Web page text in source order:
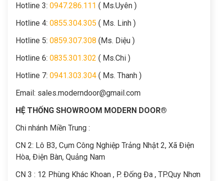
Hotline 3: 0947.286.111 ( Ms.Uyên )
Hotline 4: 0855.304.305 ( Ms. Linh )
Hotline 5: 0859.307.308 (Ms. Diệu )
Hotline 6: 0835.301.302 ( Ms.Chi )
Hotline 7: 0941.303.304 ( Ms. Thanh )
Email: sales.moderndoor@gmail.com
HỆ THỐNG SHOWROOM MODERN DOOR®
Chi nhánh Miền Trung :
CN 2: Lô B3, Cụm Công Nghiệp Trảng Nhật 2, Xã Điện
Hòa, Điện Bàn, Quảng Nam
CN 3 : 12 Phùng Khác Khoan , P. Đống Đa , TP.Quy Nhơn